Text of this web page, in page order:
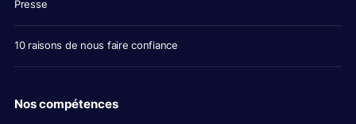
Presse
10 raisons de nous faire confiance
Nos compétences